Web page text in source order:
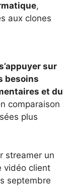
,
aux clones
sur
besoins
et du
comparaison
plus
streamer un
vidéo client
septembre